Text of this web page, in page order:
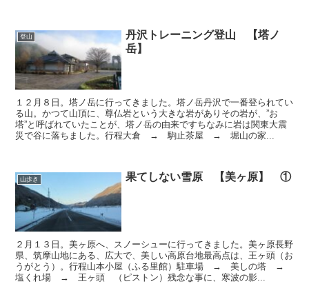
登山
丹沢トレーニング登山 【塔ノ
岳】
１２月８日。塔ノ岳に行ってきました。塔ノ岳丹沢で一番登られてい
る山。かつて山頂に、尊仏岩という大きな岩がありその岩が、”お
塔”と呼ばれていたことが、塔ノ岳の由来ですちなみに岩は関東大震
災で谷に落ちました。行程大倉 → 駒止茶屋 → 堀山の家...
山歩き 果てしない雪原 【美ヶ原】 ①
２月１３日。美ヶ原へ、スノーシューに行ってきました。美ヶ原長野
県、筑摩山地にある、広大で、美しい高原台地最高点は、王ヶ頭（お
うがとう）。行程山本小屋（ふる里館）駐車場 → 美しの塔 →
塩くれ場 → 王ヶ頭 （ピストン）残念な事に、寒波の影...